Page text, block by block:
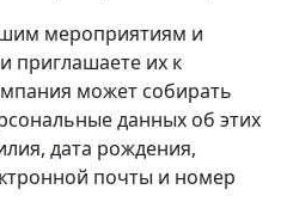
мероприятиям и
приглашаете их к
может собирать
данных об этих
дата рождения,
почты и номер